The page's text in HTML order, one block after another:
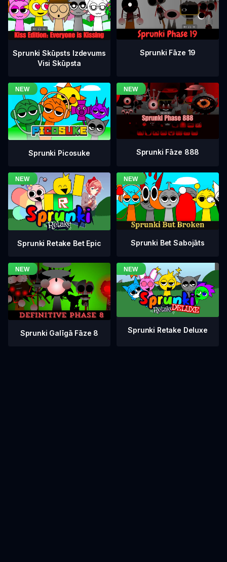
Sprunki Skūpsts Izdevums
Visi Skūpsta
Sprunki Fāze 19
Sprunki Picosuke Sprunki Fāze 888
Sprunki Retake Bet Epic Sprunki Bet Sabojāts
Sprunki Galīgā Fāze 8 Sprunki Retake Deluxe